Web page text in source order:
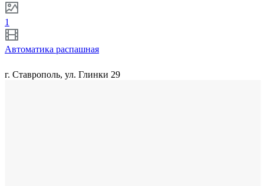
1
Автоматика распашная
г. Ставрополь, ул. Глинки 29